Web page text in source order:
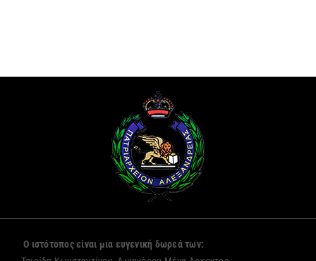
Ο ιστότοπος είναι μια ευγενική δωρεά των: